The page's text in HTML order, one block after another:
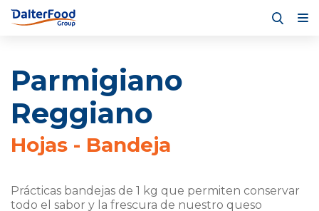
Parmigiano
Reggiano
Hojas - Bandeja
Prácticas bandejas de 1 kg que permiten conservar
todo el sabor y la frescura de nuestro queso